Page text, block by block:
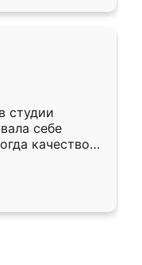
студии
себе
качеством
уже почти